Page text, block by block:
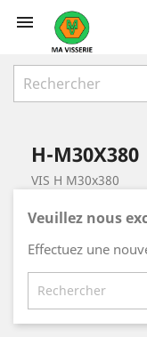

H-M30X380
VIS H M30x380
Veuillez nous
Effectuez une